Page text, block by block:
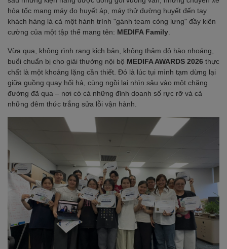
hỏa tốc mang máy đo huyết áp, máy thử đường huyết đến tay
khách hàng là cả một hành trình "gánh team còng lưng" đầy kiên
cường của một tập thể mang tên: MEDIFA Family
Vừa qua, không rình rang kịch bản, không thảm đỏ hào nhoáng,
buổi chuẩn bị cho giải thưởng nội bộ MEDIFA AWARDS 2026 thực
chất là một khoảng lặng cần thiết. Đó là lúc tụi mình tạm dừng lại
giữa guồng quay hối hả, cùng ngồi lại nhìn sâu vào một chặng
đường đã qua – nơi có cả những đỉnh doanh số rực rỡ và cả
những đêm thức trắng sửa lỗi vận hành.